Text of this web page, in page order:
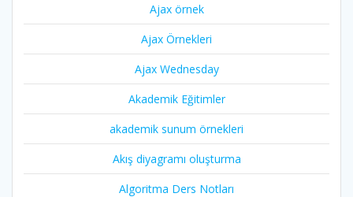
Ajax örnek
Ajax Örnekleri
Ajax Wednesday
Akademik Eğitimler
akademik sunum örnekleri
Akış diyagramı oluşturma
Algoritma Ders Notları